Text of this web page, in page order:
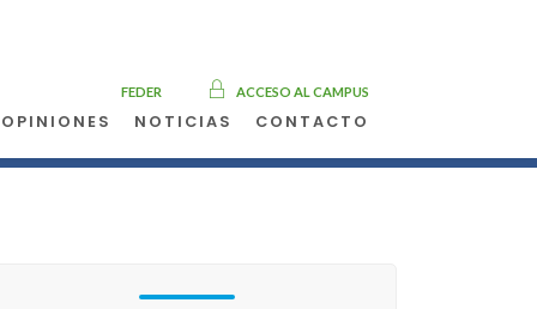
FEDER ACCESO AL CAMPUS
OPINIONES NOTICIAS CONTACTO